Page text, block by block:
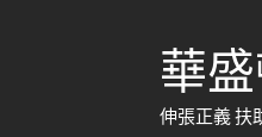
華
伸張正義 扶